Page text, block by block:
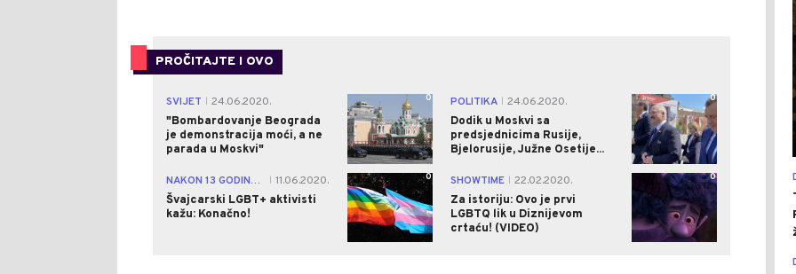
PROČITAJTE I OVO
SVIJET
24.06.2020.
"Bombardovanje Beograda
je demonstracija moći, a ne
parada u Moskvi"
0 POLITIKA
24.06.2020.
Dodik u Moskvi sa
predsjednicima Rusije,
Bjelorusije, Južne Osetije...
0
NAKON 13 GODINA OD...
11.06.2020.
Švajcarski LGBT+ aktivisti
kažu: Konačno!
0 SHOWTIME
22.02.2020.
Za istoriju: Ovo je prvi
LGBTQ lik u Diznijevom
crtaću! (VIDEO)
0